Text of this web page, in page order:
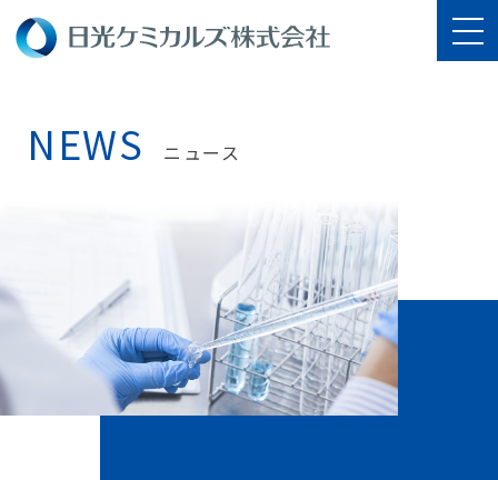
NEWS ニュース